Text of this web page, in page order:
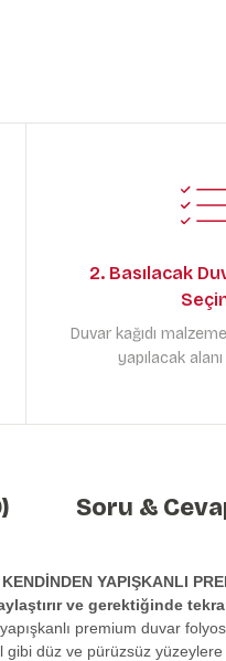
2. Basılacak
Duvar kağıdı
yapılacak
Soru &
YAPIŞKANLI
ve gerektiğinde
premium duvar
düz ve pürüzsüz yüzeylere